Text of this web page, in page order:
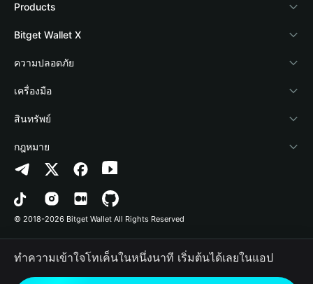
เกี่ยวกับ Bitget Wallet
Blog
Academy
ข่าวสารด้านคริปโต
ศูนย์ช่วยเหลือ
ติดต่อเรา
ทรัพยากรข้อมูลของแบรนด์
อาชีพ
Products
Crypto Card
Stablecoin Earn
Payfi Crypto
Crypto Swap API
Altcoin Season Index
Prediction Markets
DApp
RWA
Bitget Wallet X
นักพัฒนา
เชื่อมต่อ Wallet
Bitget Wallet Pay
ลิสต์โปรเจกต์
ความปลอดภัย
Protection Fund
เทคโนโลยีความปลอดภัย
เครื่องมือ
ซื้อคริปโต
การตรวจจับการอนุญาต
การตรวจจับสัญญา
การโอนเป็นชุด
สินทรัพย์
Arbitrum
Avalanche
Bitcoin
Polygon
กฎหมาย
นโยบายความเป็นส่วนตัว
ข้อตกลงในการใช้บริการ
© 2018-2026 Bitget Wallet All Rights Reserved
ทำความเข้าใจโทเค็นในหนึ่งนาที เริ่มต้นได้เลยในแอป